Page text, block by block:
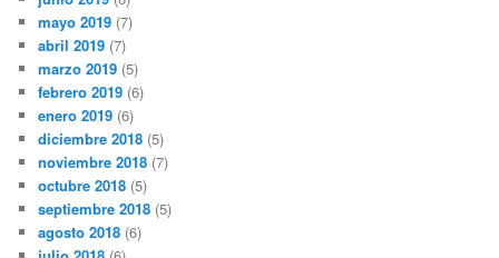
mayo 2019 (7)
abril 2019 (7)
marzo 2019 (5)
febrero 2019 (6)
enero 2019 (6)
diciembre 2018 (5)
noviembre 2018 (7)
octubre 2018 (5)
septiembre 2018 (5)
agosto 2018 (6)